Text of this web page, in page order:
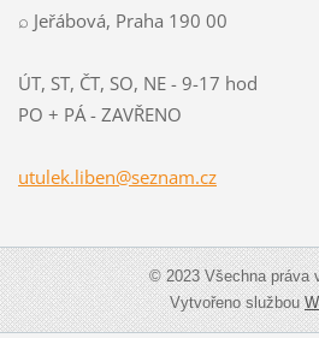
⌕ Jeřábová, Praha 190 00
ÚT, ST, ČT, SO, NE - 9-17 hod
PO + PÁ - ZAVŘENO
utulek.liben@seznam.cz
© 2023 Všechna práva
Vytvořeno službou